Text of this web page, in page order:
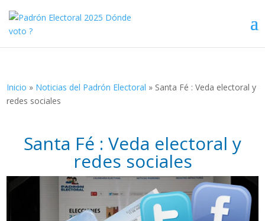
Inicio » Noticias del Padrón Electoral » Santa Fé : Veda electoral y
redes sociales
Santa Fé : Veda electoral y
redes sociales